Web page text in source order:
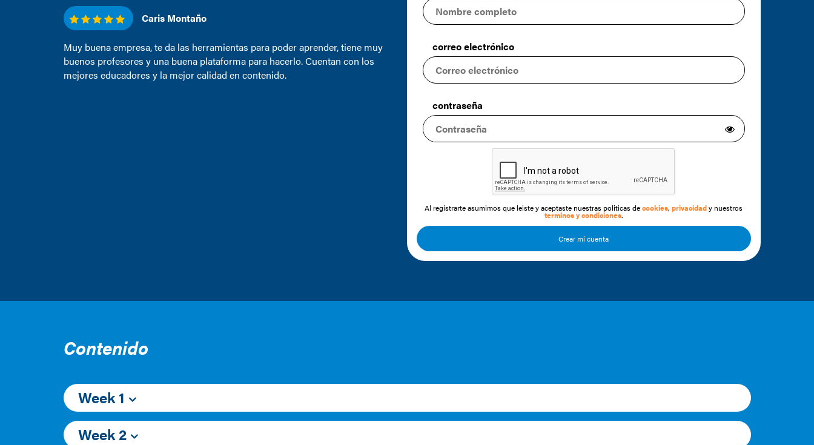
Nilda Terán Benítez
Aprender inglés de la mano de excelentes profesionales que dominan la
pedagogía, con recursos tecnológicos adecuados para la experiencia
enseñanza aprendizaje
correo electrónico
contraseña
Al registrarte asumimos que leiste y aceptaste nuestras politicas decookies,privacidady nuestros
terminos y condiciones.
Crear mi cuenta
Contenido
Week 1
Week 2